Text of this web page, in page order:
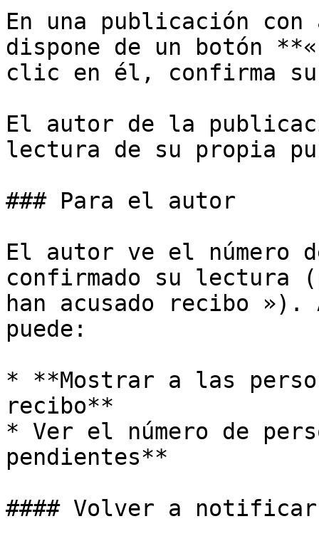
En una publicación
dispone de un botón
clic en él, confirma
El autor de la
lectura de su propia
### Para el autor
El autor ve el número
confirmado su lectura
han acusado recibo
puede:
* **Mostrar a las
recibo**
* Ver el número de
pendientes**
#### Volver a